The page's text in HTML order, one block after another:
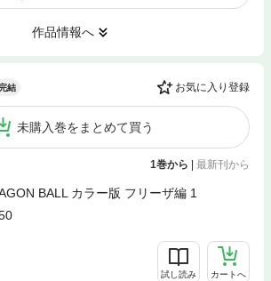
作品情報へ
結 お気に入り登録
未購入巻をまとめて買う
1巻から | 最新刊から
BALL カラー版 フリーザ編 1
試し読み カートへ